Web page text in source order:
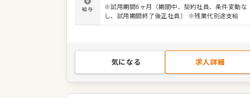
世界的ブランドで働ける魅力があります。 労務環境
が非常に良く、月8日休み、残業はほぼなく、発生
給与
※試用期間6ヶ月（期間中、契約社員、条件変動な
し、試用期間終了後正社員） ※残業代別途支給
気になる 求人詳細